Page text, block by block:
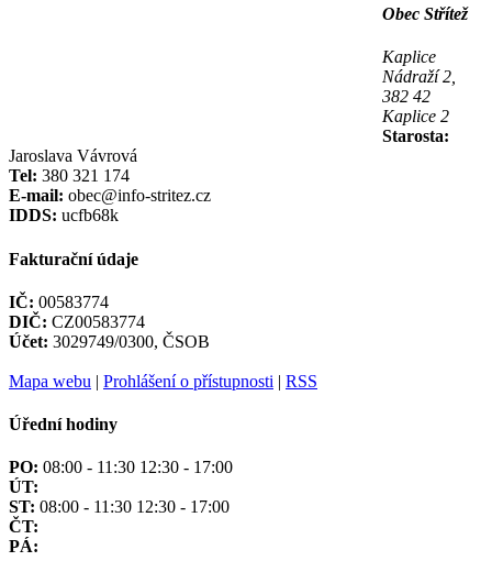
Obec Střítež
Kaplice
Nádraží 2,
382 42
Kaplice 2
Starosta:
Jaroslava Vávrová
Tel: 380 321 174
E-mail: obec@info-stritez.cz
IDDS: ucfb68k
Fakturační údaje
IČ: 00583774
DIČ: CZ00583774
Účet: 3029749/0300, ČSOB
Mapa webu | Prohlášení o přístupnosti | RSS
Úřední hodiny
PO: 08:00 - 11:30 12:30 - 17:00
ÚT:
ST: 08:00 - 11:30 12:30 - 17:00
ČT:
PÁ: